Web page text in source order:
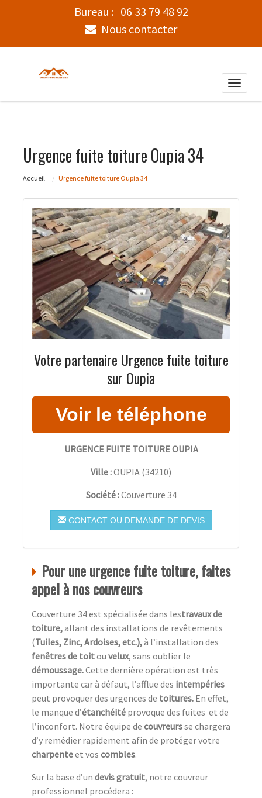
Bureau : 06 33 79 48 92
Nous contacter
Toggle
Urgence fuite toiture Oupia 34
Accueil Urgence fuite toiture Oupia 34
Votre partenaire Urgence fuite toiture
sur Oupia
URGENCE FUITE TOITURE OUPIA
Ville :OUPIA (34210)
Société :Couverture 34
CONTACT OU DEMANDE DE DEVIS
Pour une urgence fuite toiture, faites
appel à nos couvreurs
Couverture 34 est spécialisée dans lestravaux de
toiture,allant des installations de revêtements
(Tuiles, Zinc, Ardoises, etc.),à l’installation des
fenêtres de toitou velux, sans oublier le
démoussage.Cette dernière opération est très
importante car à défaut, l’afflue des intempéries
peut provoquer des urgences de toitures. En effet,
le manque d’étanchéité provoque des fuites et de
l’inconfort. Notre équipe de couvreursse chargera
d’y remédier rapidement afin de protéger votre
charpenteet vos combles.
Sur la base d’un devis gratuit, notre couvreur
professionnel procédera :